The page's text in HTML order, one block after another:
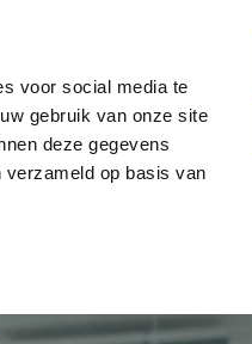
voor social media te
gebruik van onze site
deze gegevens
verzameld op basis van
VACATURES